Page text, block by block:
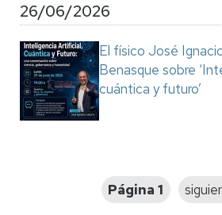
26/06/2026
El físico José
Benasque sobre
cuántica y futuro’
Página 1